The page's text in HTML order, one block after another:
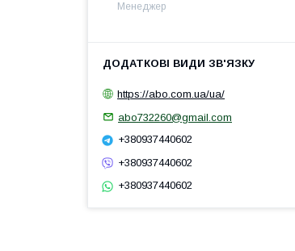
Менеджер
https://abo.com.ua/ua/
abo732260@gmail.com
+380937440602
+380937440602
+380937440602